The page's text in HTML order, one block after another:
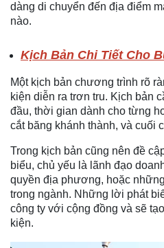
dàng di chuyển đến địa điểm
nào.
Kịch Bản Chi Tiết Cho
Một kịch bản chương trình rõ
kiện diễn ra trơn tru. Kịch bản
đầu, thời gian dành cho từng
cắt băng khánh thành, và cuối
Trong kịch bản cũng nên đề
biểu, chủ yếu là lãnh đạo
quyền địa phương, hoặc
trong ngành. Những lời phát
công ty với cộng đồng và sẽ
kiện.